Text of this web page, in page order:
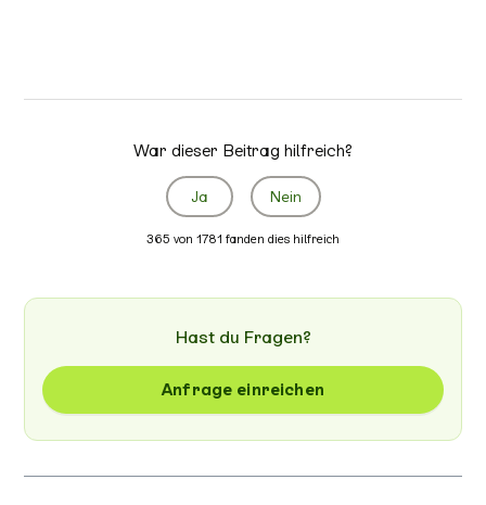
War dieser Beitrag hilfreich?
Ja Nein
365 von 1781 fanden dies hilfreich
Hast du Fragen?
Anfrage einreichen